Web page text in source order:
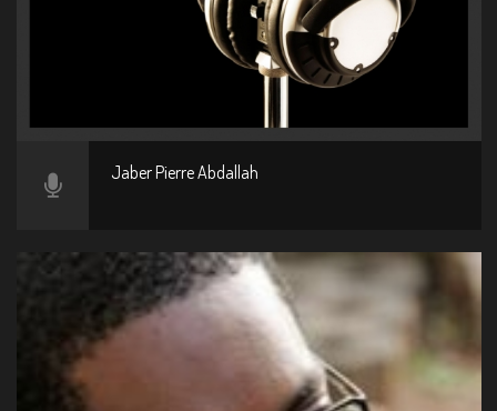
Jaber Pierre Abdallah